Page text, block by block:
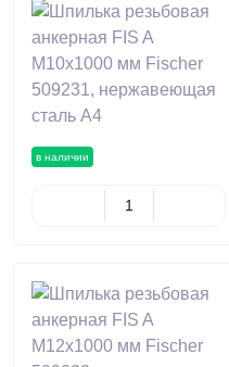
в наличии